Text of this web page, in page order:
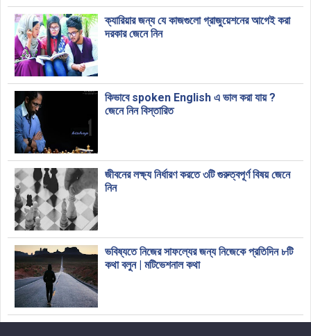
ক্যারিয়ার জন্য যে কাজগুলো গ্রাজুয়েশনের আগেই করা
দরকার জেনে নিন
কিভাবে spoken English এ ভাল করা যায় ?
জেনে নিন বিস্তারিত
জীবনের লক্ষ্য নির্ধারণ করতে ৩টি গুরুত্বপূর্ণ বিষয় জেনে
নিন
ভবিষ্যতে নিজের সাফল্যের জন্য নিজেকে প্রতিদিন ৮টি
কথা বলুন | মটিভেশনাল কথা